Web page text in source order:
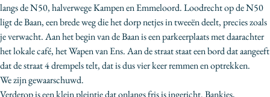
Bio
Contact
langs de N50, halverwege Kampen en Emmeloord. Loodrecht op de N50
ligt de Baan, een brede weg die het dorp netjes in tweeën deelt, precies zoals
je verwacht. Aan het begin van de Baan is een parkeerplaats met daarachter
het lokale café, het Wapen van Ens. Aan de straat staat een bord dat aangeeft
dat de straat 4 drempels telt, dat is dus vier keer remmen en optrekken.
We zijn gewaarschuwd.
Verderop is een klein pleintje dat onlangs fris is ingericht. Bankjes,